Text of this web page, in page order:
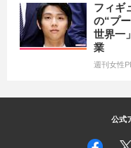
フィギ
の“プ
世界一
業
週刊女性
公式